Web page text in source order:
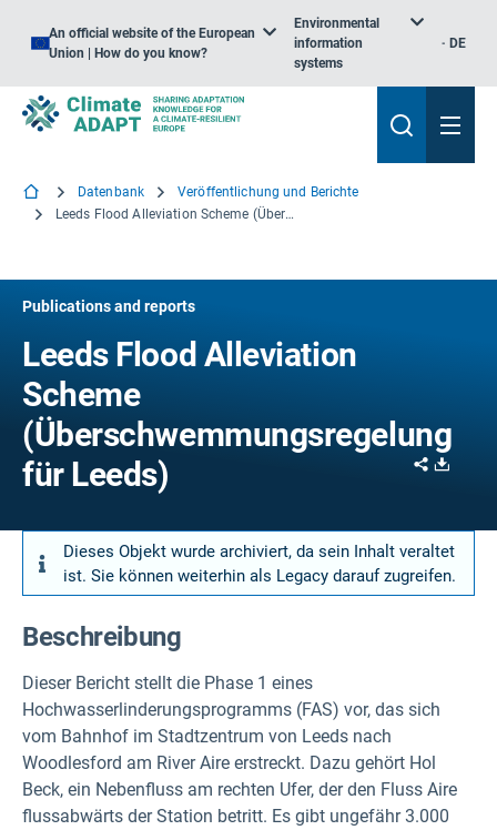
An official website of the European
Union | How do you know?
Environmental
information
systems
DE
Datenbank
Veröffentlichung und Berichte
Leeds Flood Alleviation Scheme (Überschwemmungsregelung für Leeds)
Publications and reports
Leeds Flood Alleviation
Scheme
(Überschwemmungsregelung
für Leeds)
Share
Dieses Objekt wurde archiviert, da sein Inhalt veraltet
ist. Sie können weiterhin als Legacy darauf zugreifen.
Beschreibung
Dieser Bericht stellt die Phase 1 eines
Hochwasserlinderungsprogramms (FAS) vor, das sich
vom Bahnhof im Stadtzentrum von Leeds nach
Woodlesford am River Aire erstreckt. Dazu gehört Hol
Beck, ein Nebenfluss am rechten Ufer, der den Fluss Aire
flussabwärts der Station betritt. Es gibt ungefähr 3.000